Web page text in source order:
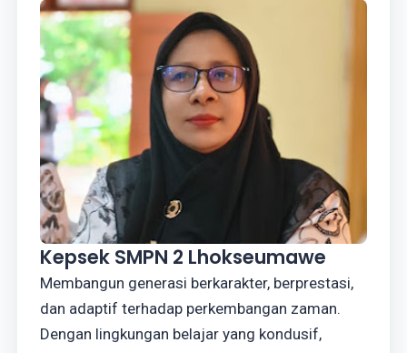
Kepsek SMPN 2 Lhokseumawe
Membangun generasi berkarakter, berprestasi,
dan adaptif terhadap perkembangan zaman.
Dengan lingkungan belajar yang kondusif,